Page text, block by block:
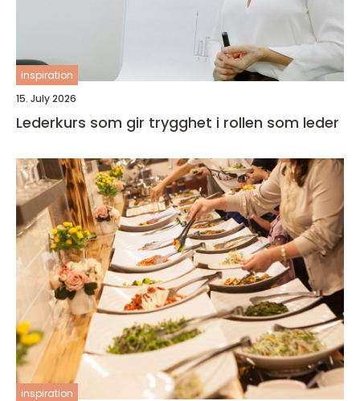
inspiration
15. July 2026
Lederkurs som gir trygghet i rollen som leder
inspiration